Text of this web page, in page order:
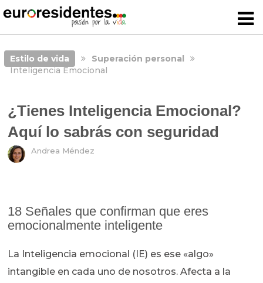
Estilo de vida
Superación personal
Inteligencia Emocional
¿Tienes Inteligencia Emocional?
Aquí lo sabrás con seguridad
Andrea Méndez
18 Señales que confirman que eres
emocionalmente inteligente
La Inteligencia emocional (IE) es ese «algo»
intangible en cada uno de nosotros. Afecta a la